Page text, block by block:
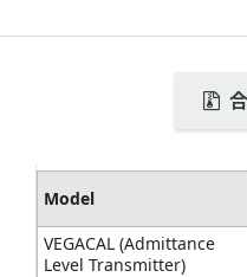
Model
VEGACAL (Admittance
Level Transmitter)